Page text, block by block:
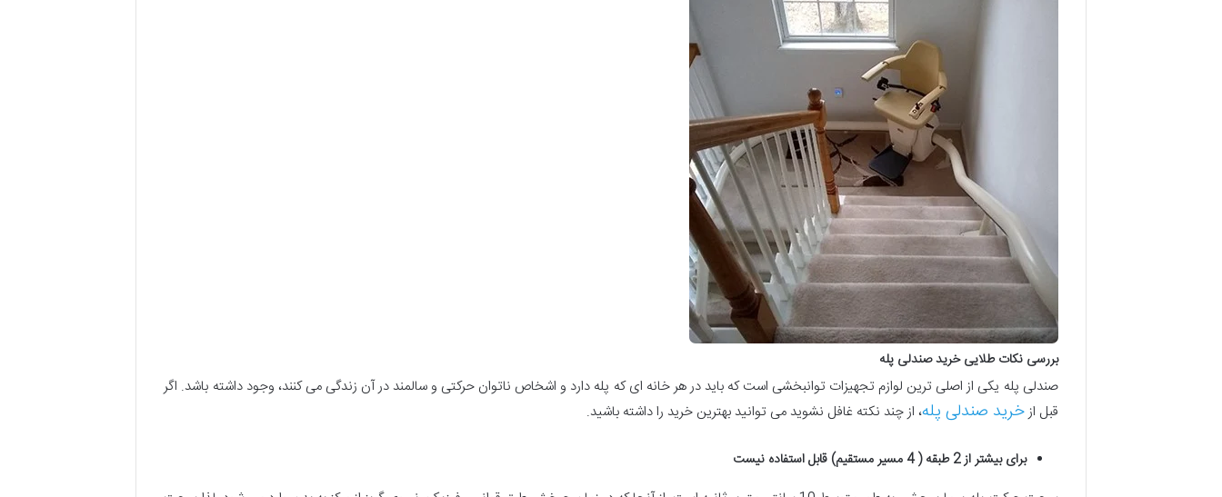
بررسی نکات طلایی خرید صندلی پله
صندلی پله یکی از اصلی ترین لوازم تجهیزات توانبخشی است که باید در هر خانه ای که پله دارد و اشخاص ناتوان حرکتی و سالمند در آن زندگی می کنند، وجود داشته باشد. اگر
قبل ازخرید صندلی پله، از چند نکته غافل نشوید می توانید بهترین خرید را داشته باشید.
برای بیشتر از 2 طبقه ( 4 مسیر مستقیم) قابل استفاده نیست